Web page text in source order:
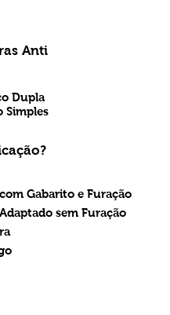
Anti
Dupla
Simples
Gabarito e Furação
sem Furação